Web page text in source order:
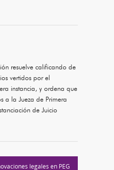
resuelve calificando de
vertidos por el
instancia, y ordena que
a la Jueza de Primera
de Juicio
legales en PEG